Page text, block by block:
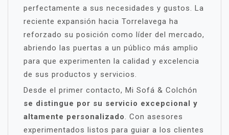
perfectamente a sus necesidades y gustos. La
reciente expansión hacia Torrelavega ha
reforzado su posición como líder del mercado,
abriendo las puertas a un público más amplio
para que experimenten la calidad y excelencia
de sus productos y servicios.
Desde el primer contacto, Mi Sofá & Colchón
se distingue por su servicio excepcional y
altamente personalizado. Con asesores
experimentados listos para guiar a los clientes